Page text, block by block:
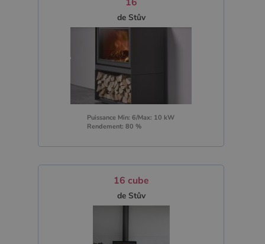
de Stûv
Puissance Min: 6/Max: 10 kW
Rendement: 80 %
16 cube
de Stûv